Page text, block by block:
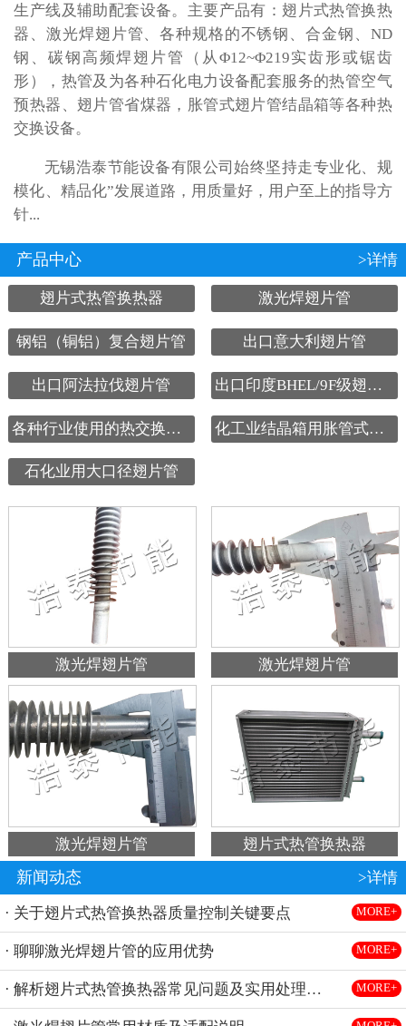
生产线及辅助配套设备。主要产品有：翅片式热管换热
器、激光焊翅片管、各种规格的不锈钢、合金钢、ND
钢、碳钢高频焊翅片管（从Φ12~Φ219实齿形或锯齿
形），热管及为各种石化电力设备配套服务的热管空气
预热器、翅片管省煤器，胀管式翅片管结晶箱等各种热
交换设备。
无锡浩泰节能设备有限公司始终坚持走专业化、规
模化、精品化”发展道路，用质量好，用户至上的指导方
针...
产品中心 >详情
翅片式热管换热器 激光焊翅片管
钢铝（铜铝）复合翅片管 出口意大利翅片管
出口阿法拉伐翅片管 出口印度BHEL/9F级翅片管
各种行业使用的热交换设备 化工业结晶箱用胀管式翅片管
石化业用大口径翅片管
激光焊翅片管 激光焊翅片管
激光焊翅片管 翅片式热管换热器
新闻动态 >详情
· 关于翅片式热管换热器质量控制关键要点 MORE+
· 聊聊激光焊翅片管的应用优势 MORE+
· 解析翅片式热管换热器常见问题及实用处理方法 MORE+